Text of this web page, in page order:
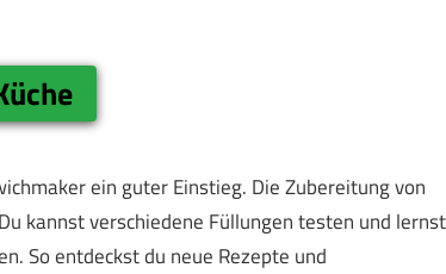
ein guter Einstieg. Die Zubereitung von
kannst verschiedene Füllungen testen und lernst
So entdeckst du neue Rezepte und